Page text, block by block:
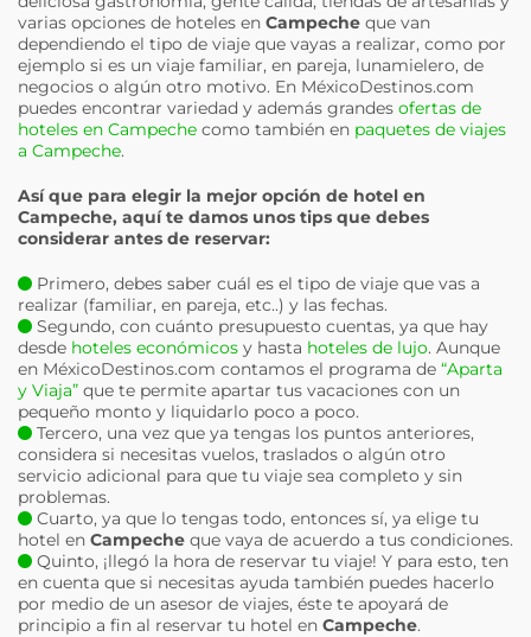
varias opciones de hoteles en Campeche que van
dependiendo el tipo de viaje que vayas a realizar, como por
ejemplo si es un viaje familiar, en pareja, lunamielero, de
negocios o algún otro motivo. En MéxicoDestinos.com
puedes encontrar variedad y además grandes ofertas de
hoteles en Campeche como también en paquetes de viajes
a Campeche.
Así que para elegir la mejor opción de hotel en
Campeche, aquí te damos unos tips que debes
considerar antes de reservar:
Primero, debes saber cuál es el tipo de viaje que vas a
realizar (familiar, en pareja, etc..) y las fechas.
Segundo, con cuánto presupuesto cuentas, ya que hay
desde hoteles económicos y hasta hoteles de lujo. Aunque
en MéxicoDestinos.com contamos el programa de “Aparta
y Viaja” que te permite apartar tus vacaciones con un
pequeño monto y liquidarlo poco a poco.
Tercero, una vez que ya tengas los puntos anteriores,
considera si necesitas vuelos, traslados o algún otro
servicio adicional para que tu viaje sea completo y sin
problemas.
Cuarto, ya que lo tengas todo, entonces sí, ya elige tu
hotel en Campeche que vaya de acuerdo a tus condiciones.
Quinto, ¡llegó la hora de reservar tu viaje! Y para esto, ten
en cuenta que si necesitas ayuda también puedes hacerlo
por medio de un asesor de viajes, éste te apoyará de
principio a fin al reservar tu hotel en Campeche.